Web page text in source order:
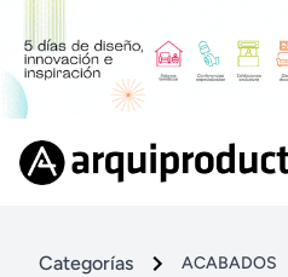
Categorías ACABADOS